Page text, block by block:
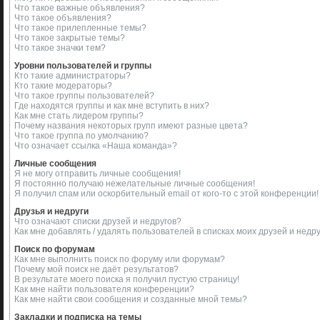
Что такое важные объявления?
Что такое объявления?
Что такое прилепленные темы?
Что такое закрытые темы?
Что такое значки тем?
Уровни пользователей и группы
Кто такие администраторы?
Кто такие модераторы?
Что такое группы пользователей?
Где находятся группы и как мне вступить в них?
Как мне стать лидером группы?
Почему названия некоторых групп имеют разные цвета?
Что такое группа по умолчанию?
Что означает ссылка «Наша команда»?
Личные сообщения
Я не могу отправить личные сообщения!
Я постоянно получаю нежелательные личные сообщения!
Я получил спам или оскорбительный email от кого-то с этой конференции!
Друзья и недруги
Что означают списки друзей и недругов?
Как мне добавлять / удалять пользователей в списках моих друзей и
Поиск по форумам
Как мне выполнить поиск по форуму или форумам?
Почему мой поиск не даёт результатов?
В результате моего поиска я получил пустую страницу!
Как мне найти пользователя конференции?
Как мне найти свои сообщения и созданные мной темы?
Закладки и подписка на темы